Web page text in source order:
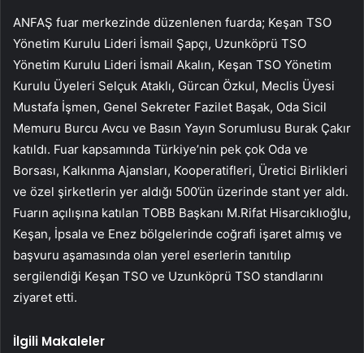
ANFAŞ fuar merkezinde düzenlenen fuarda; Keşan TSO
Yönetim Kurulu Lideri İsmail Şapçı, Uzunköprü TSO
Yönetim Kurulu Lideri İsmail Akalın, Keşan TSO Yönetim
Kurulu Üyeleri Selçuk Ataklı, Gürcan Özkul, Meclis Üyesi
Mustafa İşmen, Genel Sekreter Fazilet Başak, Oda Sicil
Memuru Burcu Avcu ve Basın Yayın Sorumlusu Burak Çakır
katıldı. Fuar kapsamında Türkiye’nin pek çok Oda ve
Borsası, Kalkınma Ajansları, Kooperatifleri, Üretici Birlikleri
ve özel şirketlerin yer aldığı 500’ün üzerinde stant yer aldı.
Fuarın açılışına katılan TOBB Başkanı M.Rifat Hisarcıklıoğlu,
Keşan, İpsala ve Enez bölgelerinde coğrafi işaret almış ve
başvuru aşamasında olan yerel eserlerin tanıtılıp
sergilendiği Keşan TSO ve Uzunköprü TSO standlarını
ziyaret etti.
İlgili Makaleler